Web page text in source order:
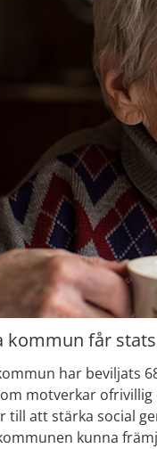
och familj
pengar
kommun får
har beviljats
motverkar
till att stärka social
kunna